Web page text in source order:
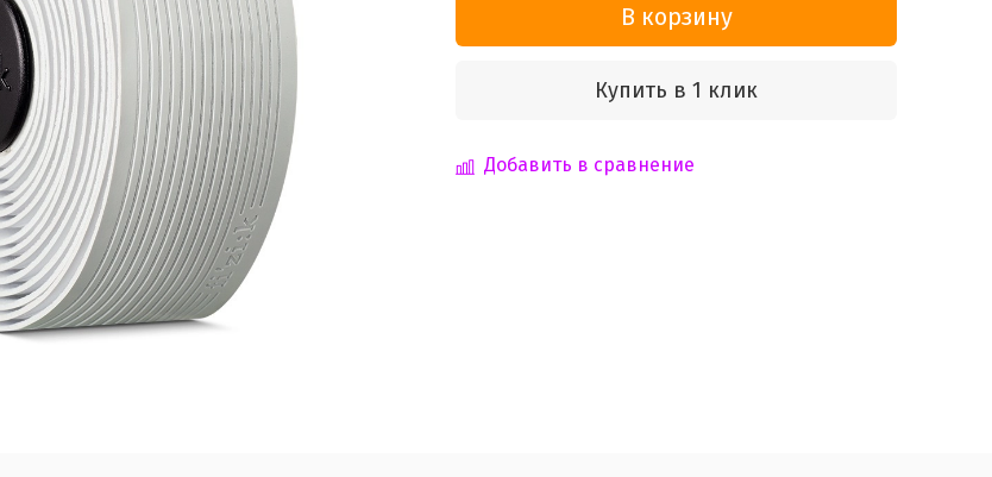
В корзину
Купить в 1 клик
Добавить в сравнение